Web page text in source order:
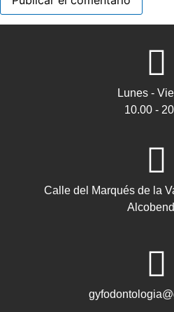
Lunes -
10.00 -
Calle del Marqués de la